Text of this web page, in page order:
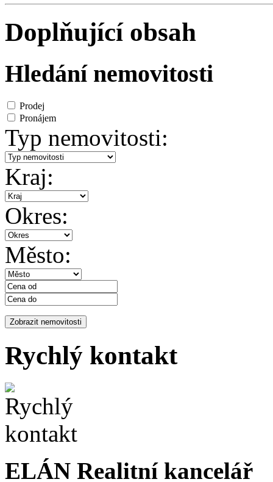
Doplňující obsah
Hledání nemovitosti
Prodej
Pronájem
Typ nemovitosti:
Kraj:
Okres:
Město:
Rychlý kontakt
ELÁN Realitní kancelář